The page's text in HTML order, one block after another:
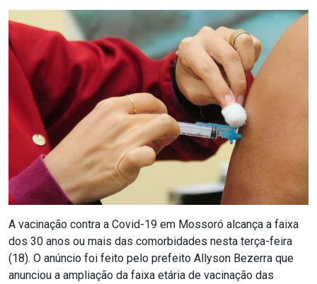
Portal do Contribuinte
Notícias
Carta de Serviço
A vacinação contra a Covid-19 em Mossoró alcança a faixa
dos 30 anos ou mais das comorbidades nesta terça-feira
(18). O anúncio foi feito pelo prefeito Allyson Bezerra que
anunciou a ampliação da faixa etária de vacinação das